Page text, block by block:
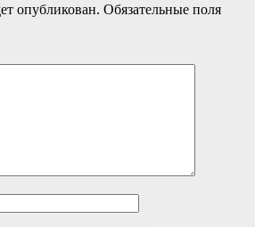
опубликован. Обязательные поля